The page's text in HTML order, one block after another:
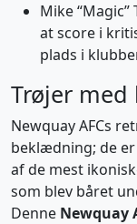
Mike
at score i
plads i
Trøjer med
Newquay AFCs
beklædning; de
af de mest
som blev båret
Denne Newquay